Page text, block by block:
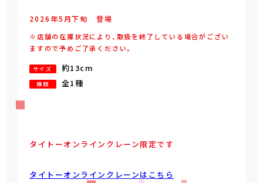
2026年5 月下旬 登場
※店舗の在庫状況により、取扱を終了している場合がござい
ますので予めご了承ください。
サイズ 約13cm
種類 全1種
タイトーオンラインクレーン限定です
タイトーオンラインクレーンはこちら